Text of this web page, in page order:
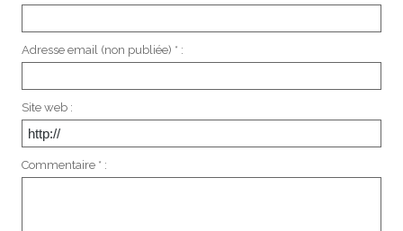
Adresse email (non publiée) * :
Site web :
Commentaire * :